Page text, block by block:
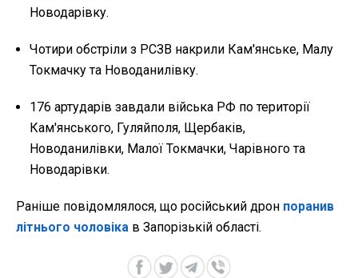
Новодарівку.
Чотири обстріли з РСЗВ накрили Кам'янське, Малу
Токмачку та Новоданилівку.
176 артударів завдали війська РФ по території
Кам'янського, Гуляйполя, Щербаків,
Новоданилівки, Малої Токмачки, Чарівного та
Новодарівки.
Раніше повідомлялося, що російський дрон поранив
літнього чоловіка в Запорізькій області.